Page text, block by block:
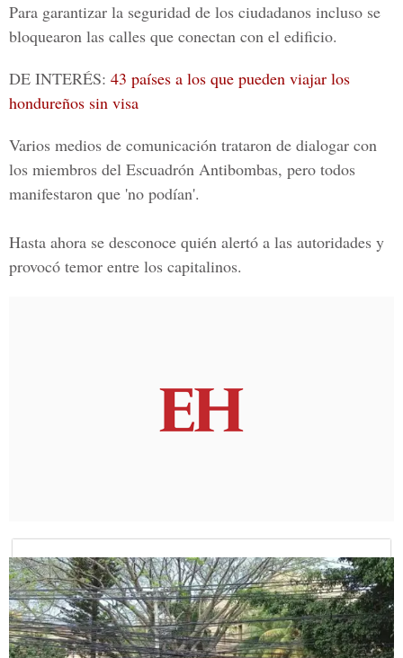
Para garantizar la seguridad de los ciudadanos incluso se
bloquearon las calles que conectan con el edificio.
DE INTERÉS: 43 países a los que pueden viajar los
hondureños sin visa
Varios medios de comunicación trataron de dialogar con
los miembros del Escuadrón Antibombas, pero todos
manifestaron que 'no podían'.
Hasta ahora se desconoce quién alertó a las autoridades y
provocó temor entre los capitalinos.